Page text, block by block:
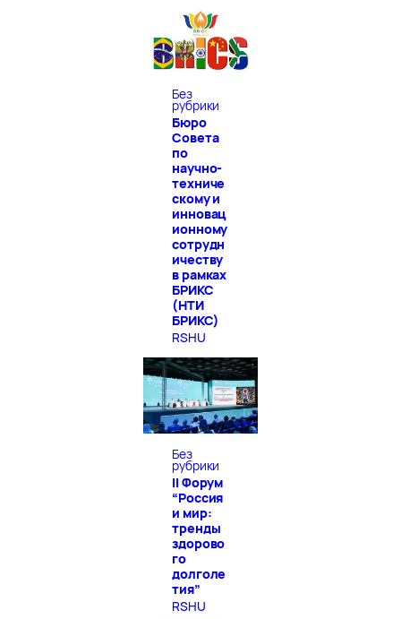
Без
рубрики
Бюро
Совета
по
научно-
техниче
скому и
инновац
ионному
сотрудн
ичеству
в рамках
БРИКС
(НТИ
БРИКС)
RSHU
Без
рубрики
II Форум
“Россия
и мир:
тренды
здорово
го
долголе
тия”
RSHU